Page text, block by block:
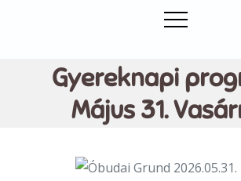
Gyereknapi
Május 31.